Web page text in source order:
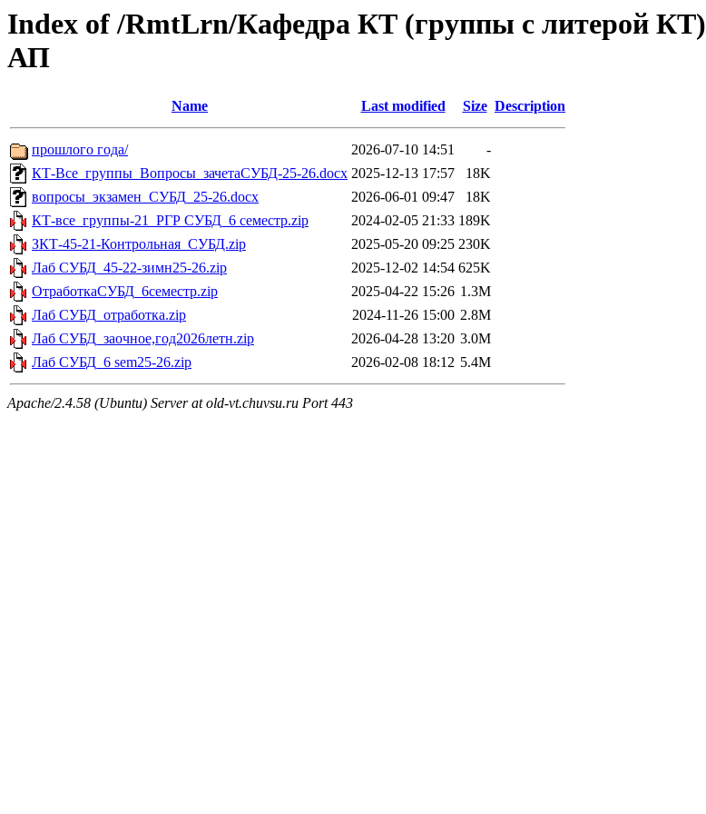
Index of /RmtLrn/Кафедра КТ (группы с литерой
АП
Name Last modified Size Description
прошлого года/ 2026-07-10 14:51
-
КТ-Все_группы_Вопросы_зачетаСУБД-25-26.docx 2025-12-13 17:57
18K
вопросы_экзамен_СУБД_25-26.docx
2026-06-01 09:47
18K
КТ-все_группы-21_РГР СУБД_6 семестр.zip
2024-02-05 21:33 189K
ЗКТ-45-21-Контрольная_СУБД.zip
2025-05-20 09:25 230K
Лаб СУБД_45-22-зимн25-26.zip
2025-12-02 14:54 625K
ОтработкаСУБД_6семестр.zip
2025-04-22 15:26 1.3M
Лаб СУБД_отработка.zip
2024-11-26 15:00 2.8M
Лаб СУБД_заочное,год2026летн.zip
2026-04-28 13:20 3.0M
Лаб СУБД_6 sem25-26.zip
2026-02-08 18:12 5.4M
Apache/2.4.58 (Ubuntu) Server at old-vt.chuvsu.ru Port 443